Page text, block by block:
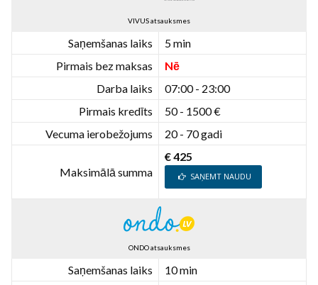
VIVUS atsauksmes
Saņemšanas laiks
5 min
Pirmais bez maksas
Nē
Darba laiks
07:00 - 23:00
Pirmais kredīts
50 - 1500 €
Vecuma ierobežojums
20 - 70 gadi
Maksimālā summa
€ 425
SAŅEMT NAUDU
ONDO atsauksmes
Saņemšanas laiks
10 min